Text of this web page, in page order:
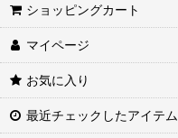
ショッピングカート
マイページ
お気に入り
最近チェックしたアイテム